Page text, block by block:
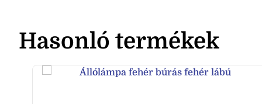
Hasonló termékek